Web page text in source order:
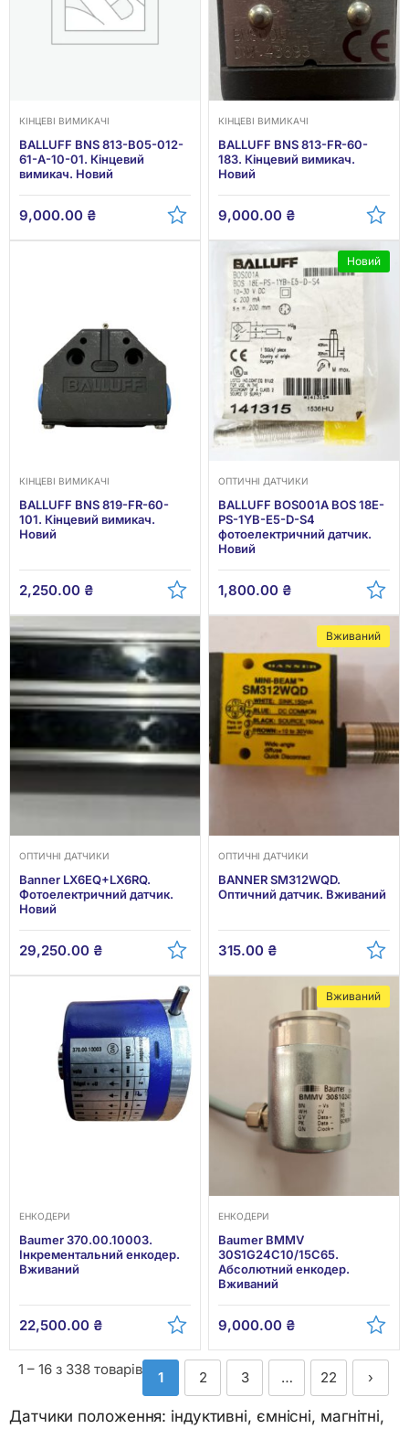
КІНЦЕВІ ВИМИКАЧІ
BALLUFF BNS 813-B05-012-
61-A-10-01. Кінцевий
вимикач. Новий
9,000.00 ₴
КІНЦЕВІ ВИМИКАЧІ
BALLUFF BNS 813-FR-60-
183. Кінцевий вимикач.
Новий
9,000.00 ₴
КІНЦЕВІ ВИМИКАЧІ
BALLUFF BNS 819-FR-60-
101. Кінцевий вимикач.
Новий
2,250.00 ₴
Новий
ОПТИЧНІ ДАТЧИКИ
BALLUFF BOS001A BOS 18E-
PS-1YB-E5-D-S4
фотоелектричний датчик.
Новий
1,800.00 ₴
ОПТИЧНІ ДАТЧИКИ
Banner LX6EQ+LX6RQ.
Фотоелектричний датчик.
Новий
29,250.00 ₴
Вживаний
ОПТИЧНІ ДАТЧИКИ
BANNER SM312WQD.
Оптичний датчик. Вживаний
315.00 ₴
ЕНКОДЕРИ
Baumer 370.00.10003.
Інкрементальний енкодер.
Вживаний
22,500.00 ₴
Вживаний
ЕНКОДЕРИ
Baumer BMMV
30S1G24C10/15C65.
Абсолютний енкодер.
Вживаний
9,000.00 ₴
1 – 16 з 338 товарів 1 2 3 … 22 ›
Датчики положення: індуктивні, ємнісні, магнітні,